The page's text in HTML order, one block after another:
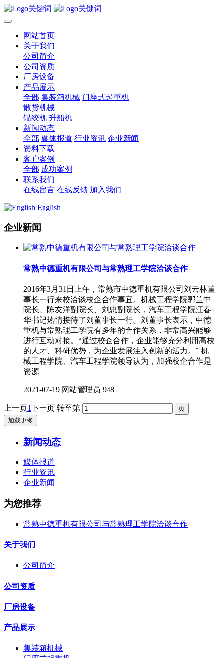
网站首页
关于我们
公司简介
公司资质
厂房设备
产品展示
全部 集装箱机械 门座式起重机
散货机械
锚绞机 升船机
新闻动态
全部 媒体报道 行业资讯 企业新闻
资料下载
客户案例
全部 成功案例
联系我们
在线留言 在线反馈 加入我们
English
企业新闻
常熟中德重机有限公司与常熟理工学院洽谈合作
2016年3月31日上午，常熟市中德重机有限公司刘云林董
事长一行来校洽谈校企合作事宜。机械工程学院郭兰中
院长、陈友洋副院长、刘忠副院长，汽车工程学院江春
华书记热情接待了刘董事长一行。刘董事长表示，中德
重机与常熟理工学院有多年的合作关系，非常高兴能够
进行互动对接。“通过校企合作，企业能够充分利用高校
的人才、科研优势，为企业发展注入创新的活力。” 机
械工程学院、汽车工程学院领导认为，加强校企合作是
资源
2021-07-19 网站管理员 948
上一页1下一页 转至第
加载更多
新闻动态
媒体报道
行业资讯
企业新闻
为您推荐
常熟中德重机有限公司与常熟理工学院洽谈合作
关于我们
公司简介
公司资质
厂房设备
产品展示
集装箱机械